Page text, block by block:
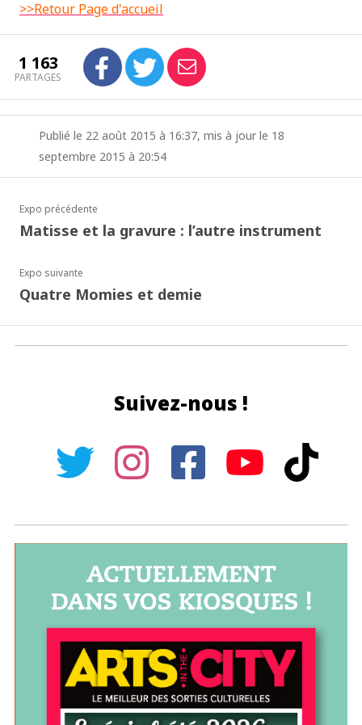
>>Retour Page d'accueil
1 163
PARTAGES
Publié le 22 août 2015 à 16:37, mis à jour le 18
septembre 2015 à 20:54
Expo précédente
Matisse et la gravure : l’autre instrument
Expo suivante
Quatre Momies et demie
Suivez-nous !